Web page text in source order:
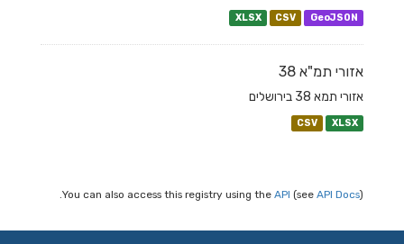
XLSX CSV GeoJSON
אזורי תמ"א 38
אזורי תמא 38 בירושלים
CSV XLSX
You can also access this registry using the API (see API Docs).